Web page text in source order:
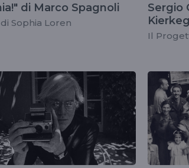
di Marco Spagnoli
di Sophia Loren
Sergio
Il